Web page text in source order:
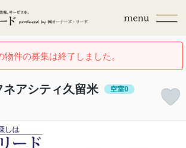
物件の募集は終了しました。
ネアシティ久留米 空室0